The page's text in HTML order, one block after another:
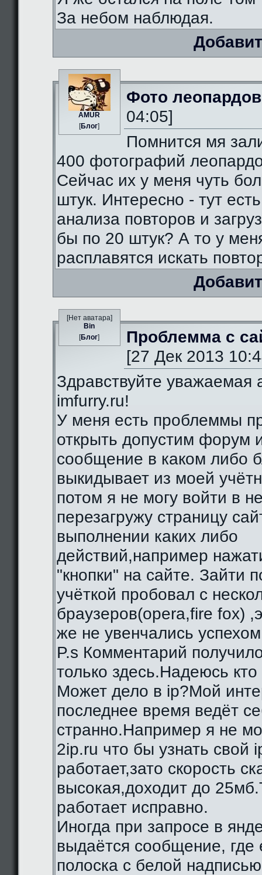
За небом наблюдая.
AMUR
[Блог]
Фото леопардов
04:05]
Помнится мя
400 фотографий
Сейчас их у меня чуть
штук. Интересно - тут
анализа повторов и
бы по 20 штук? А то у
расплавятся искать
[Нет аватара]
Bin
[Блог]
Проблемма с
[27 Дек 2013
Здравствуйте уважаемая
imfurry.ru!
У меня есть проблеммы
открыть допустим форум
сообщение в каком либо
выкидывает из моей
потом я не могу войти в
перезагружу страницу
выполнении каких либо
действий,например
"кнопки" на сайте. Зайти
учёткой пробовал с
браузеров(opera,fire fox)
же не увенчались
P.s Комментарий
только здесь.Надеюсь
Может дело в ip?Мой
последнее время ведёт
странно.Например я не
2ip.ru что бы узнать свой
работает,зато скорость
высокая,доходит до
работает исправно.
Иногда при запросе в
выдаётся сообщение, где
полоска с белой